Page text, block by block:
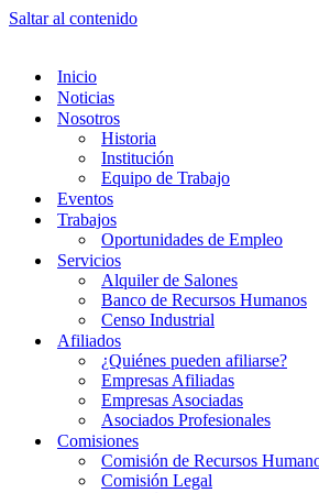
Saltar al contenido
Inicio
Noticias
Nosotros
Historia
Institución
Equipo de Trabajo
Eventos
Trabajos
Oportunidades de Empleo
Servicios
Alquiler de Salones
Banco de Recursos Humanos
Censo Industrial
Afiliados
¿Quiénes pueden afiliarse?
Empresas Afiliadas
Empresas Asociadas
Asociados Profesionales
Comisiones
Comisión de Recursos
Comisión Legal